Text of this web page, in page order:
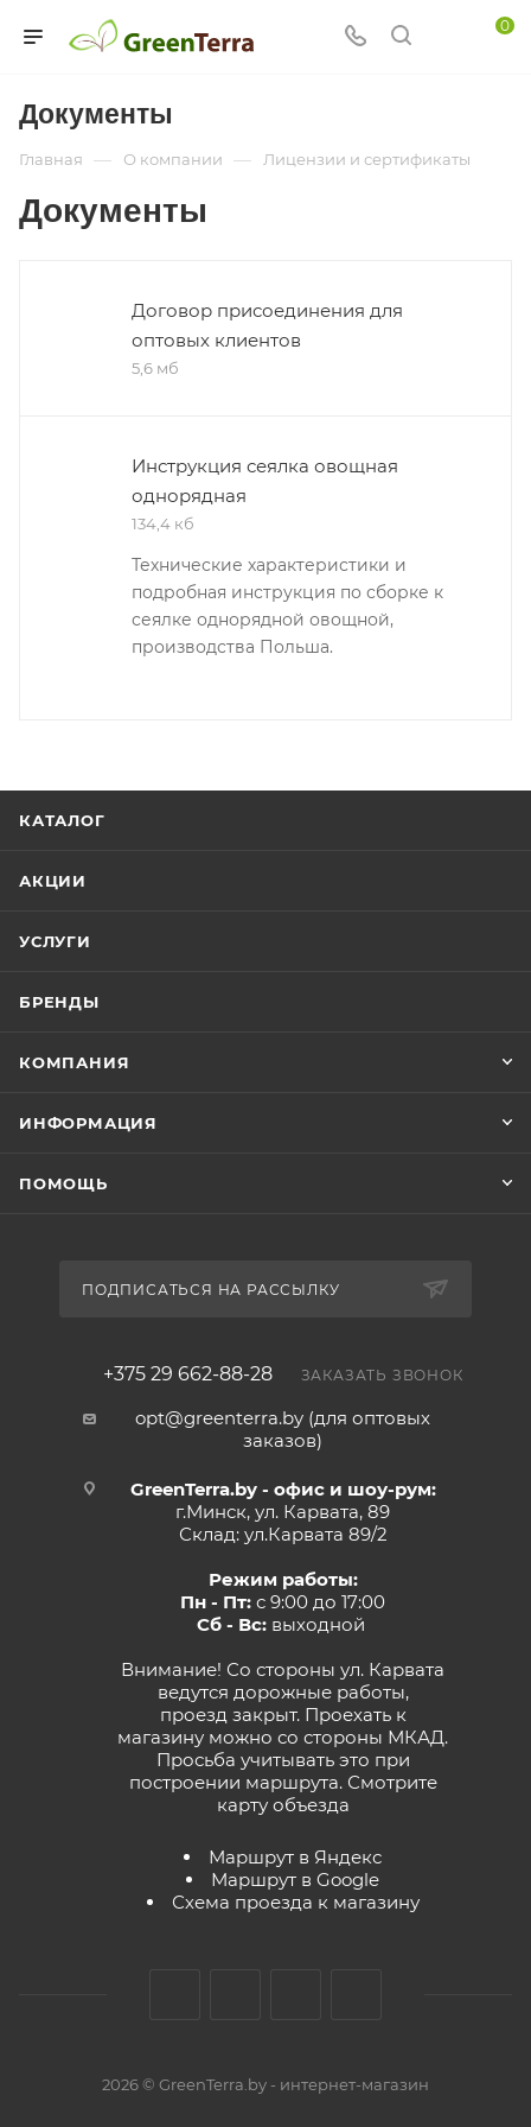
0
Документы
Главная — О компании — Лицензии и сертификаты
Документы
Договор присоединения для
оптовых клиентов
5,6 мб
Инструкция сеялка овощная
однорядная
134,4 кб
Технические характеристики и
подробная инструкция по сборке к
сеялке однорядной овощной,
производства Польша.
КАТАЛОГ
АКЦИИ
УСЛУГИ
БРЕНДЫ
КОМПАНИЯ
ИНФОРМАЦИЯ
ПОМОЩЬ
ПОДПИСАТЬСЯ НА РАССЫЛКУ
+375 29 662-88-28 ЗАКАЗАТЬ ЗВОНОК
opt@greenterra.by (для оптовых
заказов)
GreenTerra.by - офис и шоу-рум:
г.Минск, ул. Карвата, 89
Склад: ул.Карвата 89/2
Режим работы:
Пн - Пт: с 9:00 до 17:00
Сб - Вс:выходной
Внимание! Со стороны ул. Карвата
ведутся дорожные работы,
проезд закрыт. Проехать к
магазину можно со стороны МКАД.
Просьба учитывать это при
построении маршрута. Смотрите
карту объезда
Маршрут в Яндекс
Маршрут в Google
Схема проезда к магазину
2026 © GreenTerra.by - интернет-магазин